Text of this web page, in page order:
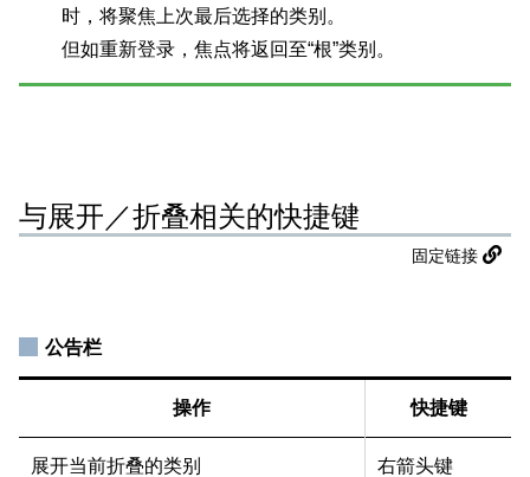
时，将聚焦上次最后选择的类别。
但如重新登录，焦点将返回至“根”类别。
与展开／折叠相关的快捷键
固定链接
公告栏
操作 快捷键
展开当前折叠的类别 右箭头键